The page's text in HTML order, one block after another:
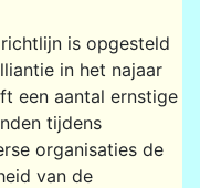
is opgesteld
in het najaar
een aantal ernstige
tijdens
organisaties de
van de